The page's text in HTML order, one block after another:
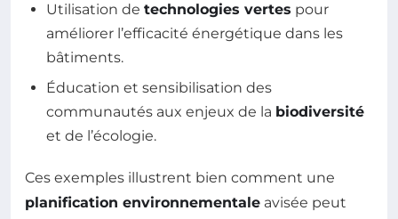
Utilisation de technologies vertes pour
améliorer l’efficacité énergétique dans les
bâtiments.
Éducation et sensibilisation des
communautés aux enjeux de la biodiversité
et de l’écologie.
Ces exemples illustrent bien comment une
planification environnementale avisée peut